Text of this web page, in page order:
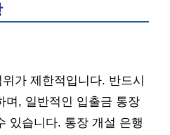
가 제한적입니다. 반드시
며, 일반적인 입출금 통장
있습니다. 통장 개설 은행